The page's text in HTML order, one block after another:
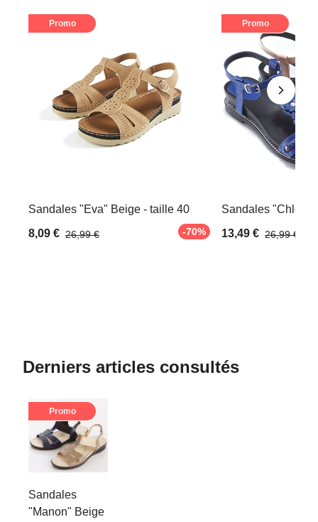
Promo
Sandales "Eva" Beige - taille 40
8,09 € 26,99 € -70%
Promo
Sandales "Chloé"
13,49 € 26,99 €
Derniers articles consultés
Promo
Sandales
"Manon" Beige